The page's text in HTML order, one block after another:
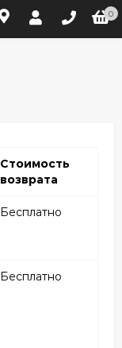
0
Стоимость
возврата
Бесплатно
Бесплатно